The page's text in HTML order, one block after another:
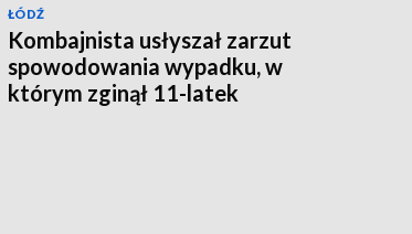
ŁÓDŹ
Kombajnista usłyszał zarzut
spowodowania wypadku, w
którym zginął 11-latek